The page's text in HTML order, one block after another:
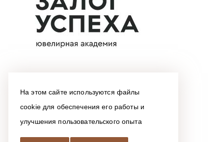
На этом сайте используются файлы
cookie для обеспечения его работы и
улучшения пользовательского опыта